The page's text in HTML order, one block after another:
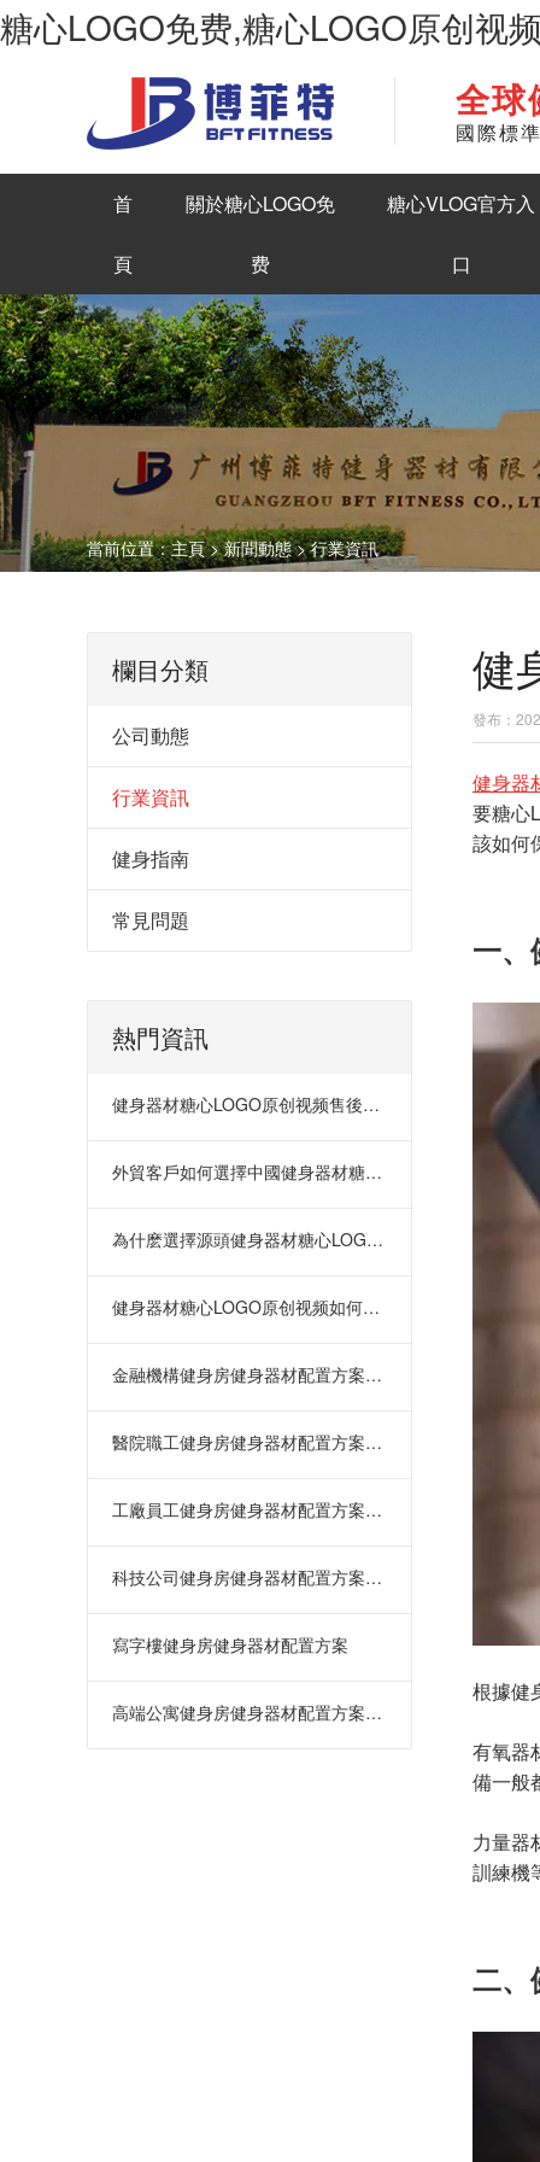
糖心LOGO免费,糖心LOGO原创视
區最大商用健身房器材生產糖心LOGO原创视频 全球
國際標
首
頁
關於糖心LOGO免
费
糖心VLOG官方入
口
當前位置：主頁>新聞動態>行業資訊
健
發布：
健身器
要糖心
該如何
一、
根據健
有氧器
備一般
力量器
訓練機
二、
欄目分類
公司動態
行業資訊
健身指南
常見問題
熱門資訊
健身器材糖心LOGO原创视频售後體係的重要性深度解
外貿客戶如何選擇中國健身器材糖心LOGO原创视频
為什麽選擇源頭健身器材糖心LOGO原创视频直供？項
健身器材糖心LOGO原创视频如何選擇？從資質到售後
金融機構健身房健身器材配置方案：緩
醫院職工健身房健身器材配置方案：緩
工廠員工健身房健身器材配置方案：提
科技公司健身房健身器材配置方案：緩
寫字樓健身房健身器材配置方案
高端公寓健身房健身器材配置方案：打